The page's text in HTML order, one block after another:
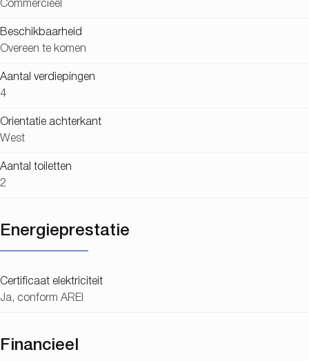
Commercieel
Beschikbaarheid
Overeen te komen
Aantal verdiepingen
4
Orientatie achterkant
West
Aantal toiletten
2
Energieprestatie
Certificaat elektriciteit
Ja, conform AREI
Financieel